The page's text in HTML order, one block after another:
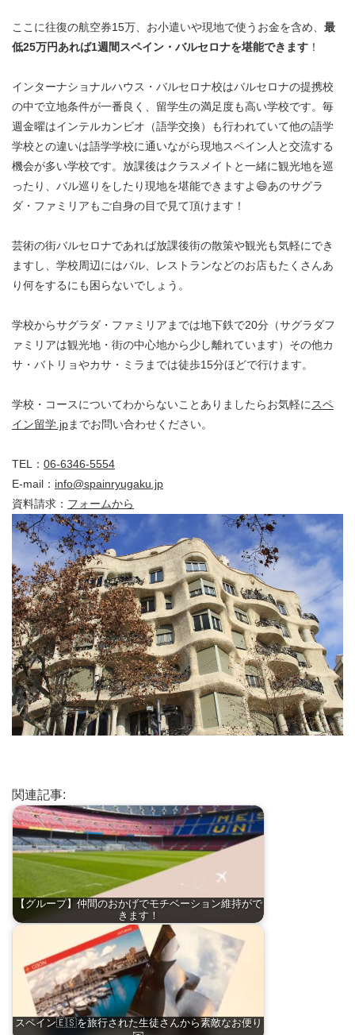
ここに往復の航空券15万、お小遣いや現地で使うお金を含め、 最
低25万円あれば1週間スペイン・バルセロナを堪能できます ！
インターナショナルハウス・バルセロナ校はバルセロナの提携校
の中で立地条件が一番良く、留学生の満足度も高い学校です。毎
週金曜はインテルカンビオ（語学交換）も行われていて他の語学
学校との違いは語学学校に通いながら現地スペイン人と交流する
機会が多い学校です。放課後はクラスメイトと一緒に観光地を巡
ったり、バル巡りをしたり現地を堪能できますよ😄あのサグラ
ダ・ファミリアもご自身の目で見て頂けます！
芸術の街バルセロナであれば放課後街の散策や観光も気軽にでき
ますし、学校周辺にはバル、レストランなどのお店もたくさんあ
り何をするにも困らないでしょう。
学校からサグラダ・ファミリアまでは地下鉄で20分（サグラダフ
ァミリアは観光地・街の中心地から少し離れています）その他カ
サ・バトリョやカサ・ミラまでは徒歩15分ほどで行けます。
学校・コースについてわからないことありましたらお気軽に スペ
イン留学.jpまでお問い合わせください。
TEL： 06-6346-5554
E-mail： info@spainryugaku.jp
資料請求： フォームから
関連記事:
【グループ】仲間のおかげでモチベーション維持がで
きます！
スペイン🇪🇸を旅行された生徒さんから素敵なお便り